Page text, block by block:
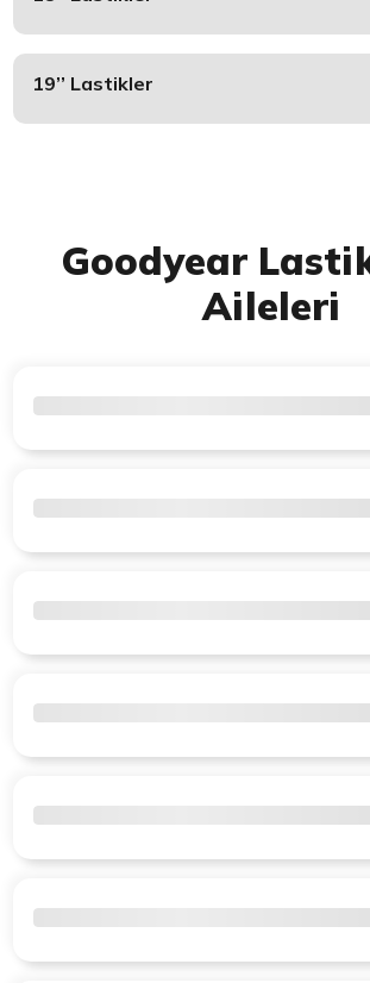
19’’ Lastikler
Goodyear
Aileleri